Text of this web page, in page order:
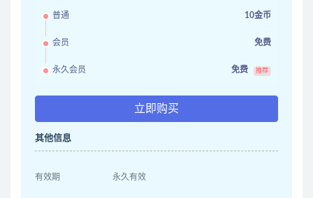
普通 10金币
会员 免费
永久会员 免费 推荐
立即购买
其他信息
有效期 永久有效